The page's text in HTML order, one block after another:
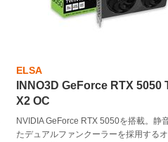
ELSA
INNO3D GeForce RTX 5050
X2 OC
NVIDIA GeForce RTX 5050を搭載。静
たデュアルファンクーラーを採用する